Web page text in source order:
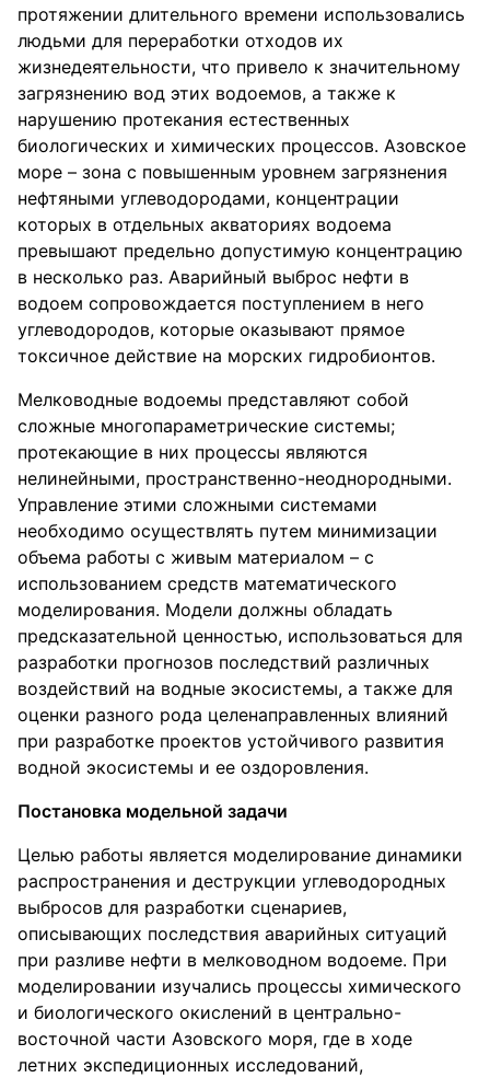
протяжении длительного времени использовались
людьми для переработки отходов их
жизнедеятельности, что привело к значительному
загрязнению вод этих водоемов, а также к
нарушению протекания естественных
биологических и химических процессов. Азовское
море – зона с повышенным уровнем загрязнения
нефтяными углеводородами, концентрации
которых в отдельных акваториях водоема
превышают предельно допустимую концентрацию
в несколько раз. Аварийный выброс нефти в
водоем сопровождается поступлением в него
углеводородов, которые оказывают прямое
токсичное действие на морских гидробионтов.
Мелководные водоемы представляют собой
сложные многопараметрические системы;
протекающие в них процессы являются
нелинейными, пространственно-неоднородными.
Управление этими сложными системами
необходимо осуществлять путем минимизации
объема работы с живым материалом – с
использованием средств математического
моделирования. Модели должны обладать
предсказательной ценностью, использоваться для
разработки прогнозов последствий различных
воздействий на водные экосистемы, а также для
оценки разного рода целенаправленных влияний
при разработке проектов устойчивого развития
водной экосистемы и ее оздоровления.
Постановка модельной задачи
Целью работы является моделирование динамики
распространения и деструкции углеводородных
выбросов для разработки сценариев,
описывающих последствия аварийных ситуаций
при разливе нефти в мелководном водоеме. При
моделировании изучались процессы химического
и биологического окислений в центрально-
восточной части Азовского моря, где в ходе
летних экспедиционных исследований,